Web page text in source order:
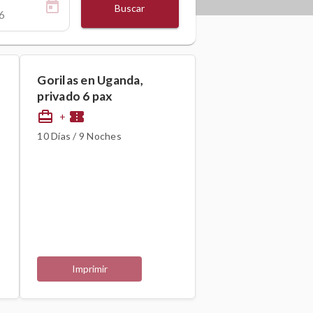
Buscar
Gorilas en Uganda,
privado 6 pax
card_travel + confirmation_number
10 Días / 9 Noches
Imprimir